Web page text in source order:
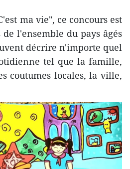
ma vie", ce concours est
l'ensemble du pays âgés
décrire n'importe quel
tel que la famille,
coutumes locales, la ville,